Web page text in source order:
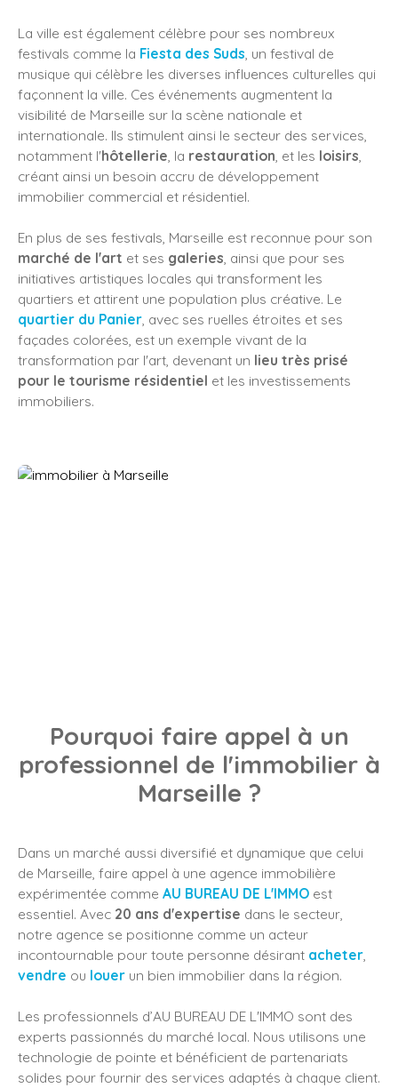
La ville est également célèbre pour ses nombreux
festivals comme la Fiesta des Suds , un festival de
musique qui célèbre les diverses influences culturelles qui
façonnent la ville. Ces événements augmentent la
visibilité de Marseille sur la scène nationale et
internationale. Ils stimulent ainsi le secteur des services,
notamment l'hôtellerie , la restauration , et les loisirs
créant ainsi un besoin accru de développement
immobilier commercial et résidentiel.
En plus de ses festivals, Marseille est reconnue pour son
marché de l'art et ses galeries , ainsi que pour ses
initiatives artistiques locales qui transforment les
quartiers et attirent une population plus créative. Le
quartier du Panier , avec ses ruelles étroites et ses
façades colorées, est un exemple vivant de la
transformation par l'art, devenant un lieu très prisé
pour le tourisme résidentiel et les investissements
immobiliers.
Pourquoi faire appel à un
professionnel de l'immobilier à
Marseille ?
Dans un marché aussi diversifié et dynamique que celui
de Marseille, faire appel à une agence immobilière
expérimentée comme AU BUREAU DE L'IMMO est
essentiel. Avec 20 ans d'expertise dans le secteur,
notre agence se positionne comme un acteur
incontournable pour toute personne désirant acheter,
vendre ou louer un bien immobilier dans la région.
Les professionnels d’AU BUREAU DE L'IMMO sont des
experts passionnés du marché local. Nous utilisons une
technologie de pointe et bénéficient de partenariats
solides pour fournir des services adaptés à chaque client.